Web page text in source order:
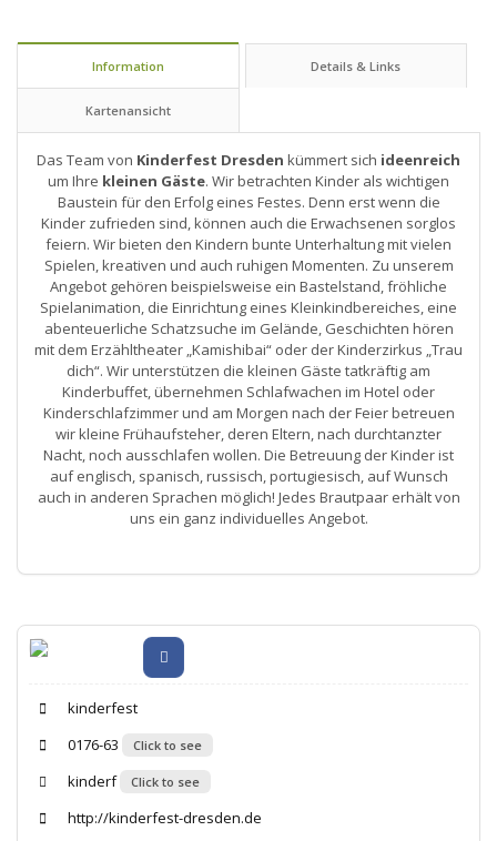
Information Details & Links
Kartenansicht
Das Team von Kinderfest Dresden kümmert sich ideenreich
um Ihre kleinen Gäste. Wir betrachten Kinder als wichtigen
Baustein für den Erfolg eines Festes. Denn erst wenn die
Kinder zufrieden sind, können auch die Erwachsenen sorglos
feiern. Wir bieten den Kindern bunte Unterhaltung mit vielen
Spielen, kreativen und auch ruhigen Momenten. Zu unserem
Angebot gehören beispielsweise ein Bastelstand, fröhliche
Spielanimation, die Einrichtung eines Kleinkindbereiches, eine
abenteuerliche Schatzsuche im Gelände, Geschichten hören
mit dem Erzähltheater „Kamishibai“ oder der Kinderzirkus „Trau
dich“. Wir unterstützen die kleinen Gäste tatkräftig am
Kinderbuffet, übernehmen Schlafwachen im Hotel oder
Kinderschlafzimmer und am Morgen nach der Feier betreuen
wir kleine Frühaufsteher, deren Eltern, nach durchtanzter
Nacht, noch ausschlafen wollen. Die Betreuung der Kinder ist
auf englisch, spanisch, russisch, portugiesisch, auf Wunsch
auch in anderen Sprachen möglich! Jedes Brautpaar erhält von
uns ein ganz individuelles Angebot.
kinderfest
0176-63
Click to see
kinderf Click to see
http://kinderfest-dresden.de